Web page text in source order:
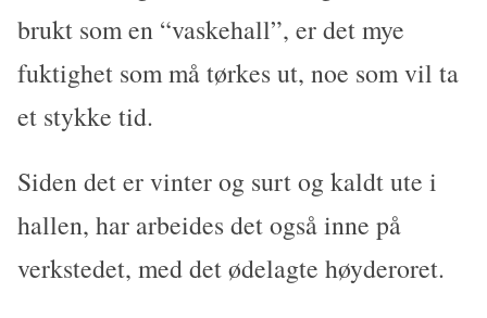
brukt som en “vaskehall”, er det mye
fuktighet som må tørkes ut, noe som vil ta
et stykke tid.
Siden det er vinter og surt og kaldt ute i
hallen, har arbeides det også inne på
verkstedet, med det ødelagte høyderoret.